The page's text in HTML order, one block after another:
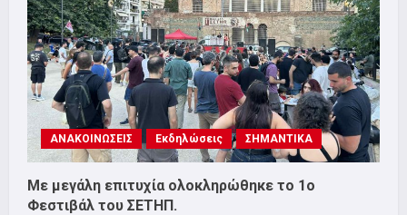
ΑΝΑΚΟΙΝΩΣΕΙΣ Εκδηλώσεις ΣΗΜΑΝΤΙΚΑ
Με μεγάλη επιτυχία ολοκληρώθηκε το 1ο
Φεστιβάλ του ΣΕΤΗΠ.